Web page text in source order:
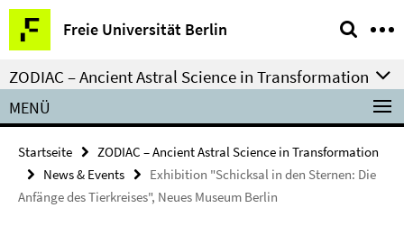
Springe
direkt
zu
Inhalt
Freie Universität Berlin
Service-
Navigation
ZODIAC – Ancient Astral Science in Transformation
MENÜ
Startseite
ZODIAC – Ancient Astral Science in Transformation
News & Events
Exhibition "Schicksal in den Sternen: Die
Anfänge des Tierkreises", Neues Museum Berlin